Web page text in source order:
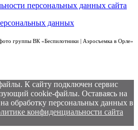
персональных данных сайта
данных
группы ВК «Беспилотники | Аэросъемка в Орле»
К cайту подключен сервис
cookie-файлы. Оставаясь на
на обработку персональных данных в
конфиденциальности сайта